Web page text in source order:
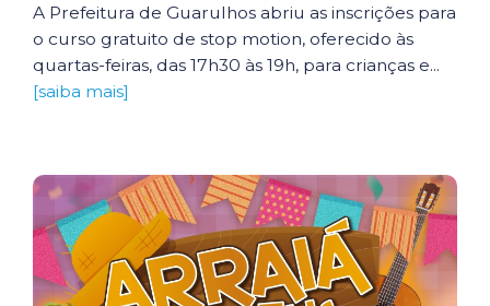
A Prefeitura de Guarulhos abriu as inscrições para
o curso gratuito de stop motion, oferecido às
quartas-feiras, das 17h30 às 19h, para crianças e...
[saiba mais]